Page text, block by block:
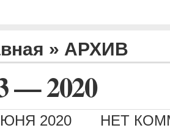
» АРХИВ
— 2020
2020 НЕТ